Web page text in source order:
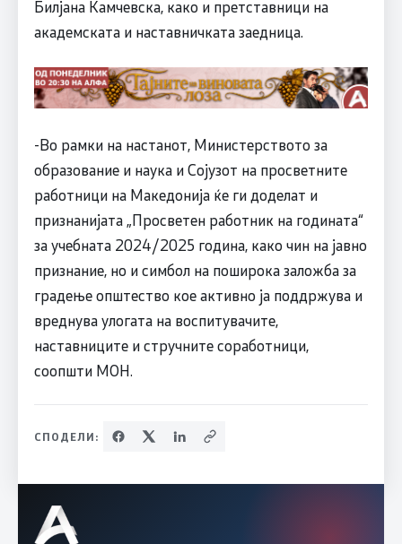
Билјана Камчевска, како и претставници на
академската и наставничката заедница.
-Во рамки на настанот, Министерството за
образование и наука и Сојузот на просветните
работници на Македонија ќе ги доделат и
признанијата „Просветен работник на годината“
за учебната 2024/2025 година, како чин на јавно
признание, но и симбол на поширока заложба за
градење општество кое активно ја поддржува и
вреднува улогата на воспитувачите,
наставниците и стручните соработници,
соопшти МОН.
СПОДЕЛИ: